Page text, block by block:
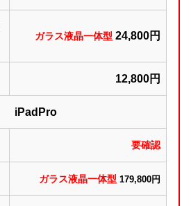
ガラス液晶一体型 24,800円
12,800円
iPadPro
要確認
ガラス液晶一体型 179,800円